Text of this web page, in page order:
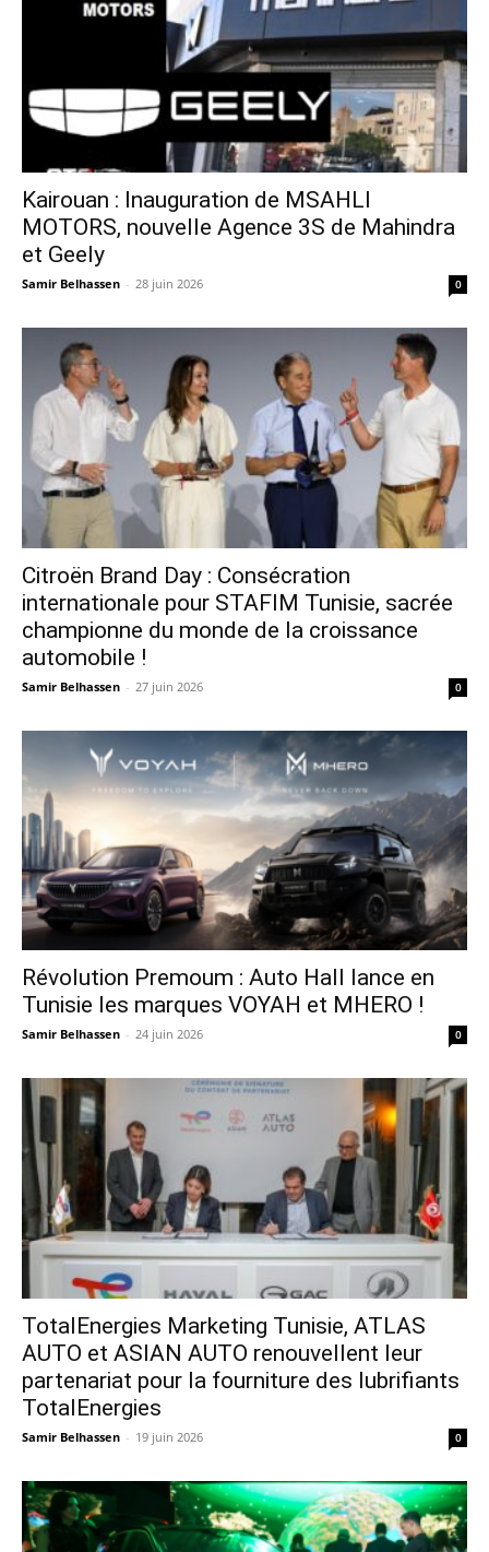
Kairouan : Inauguration de MSAHLI
MOTORS, nouvelle Agence 3S de Mahindra
et Geely
Samir Belhassen - 28 juin 2026 0
Citroën Brand Day : Consécration
internationale pour STAFIM Tunisie, sacrée
championne du monde de la croissance
automobile !
Samir Belhassen - 27 juin 2026 0
Révolution Premoum : Auto Hall lance en
Tunisie les marques VOYAH et MHERO !
Samir Belhassen - 24 juin 2026 0
TotalEnergies Marketing Tunisie, ATLAS
AUTO et ASIAN AUTO renouvellent leur
partenariat pour la fourniture des lubrifiants
TotalEnergies
Samir Belhassen - 19 juin 2026 0